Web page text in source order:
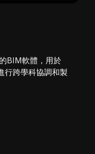
BIM軟體，用於
行跨學科協調和製